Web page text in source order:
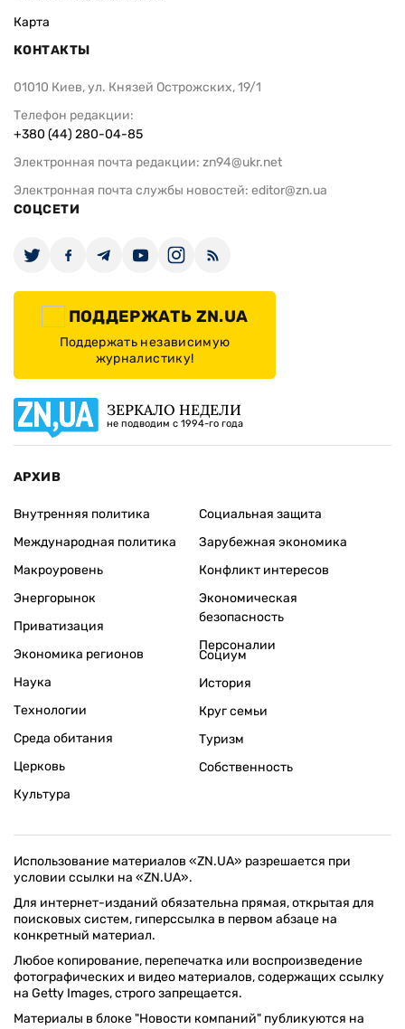
Карта
КОНТАКТЫ
01010 Киев, ул. Князей Острожских, 19/1
Телефон редакции:
+380 (44) 280-04-85
Электронная почта редакции: zn94@ukr.net
Электронная почта службы новостей: editor@zn.ua
СОЦСЕТИ
ПОДДЕРЖАТЬ ZN.UA
Поддержать независимую
журналистику!
ЗЕРКАЛО НЕДЕЛИ
не подводим с 1994-го года
АРХИВ
Внутренняя политика
Международная политика
Макроуровень
Энергорынок
Приватизация
Экономика регионов
Социальная защита
Зарубежная экономика
Конфликт интересов
Экономическая
безопасность
Персоналии
Наука
Технологии
Среда обитания
Церковь
Культура
Социум
История
Круг семьи
Туризм
Собственность
Использование материалов «ZN.UA» разрешается при
условии ссылки на «ZN.UA».
Для интернет-изданий обязательна прямая, открытая для
поисковых систем, гиперссылка в первом абзаце на
конкретный материал.
Любое копирование, перепечатка или воспроизведение
фотографических и видео материалов, содержащих ссылку
на Getty Images, строго запрещается.
Материалы в блоке "Новости компаний" публикуются на